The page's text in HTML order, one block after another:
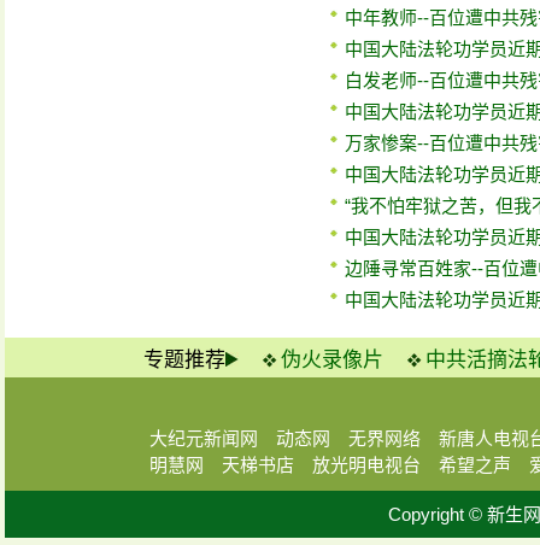
中年教师--百位遭中共
中国大陆法轮功学员近
白发老师--百位遭中共
中国大陆法轮功学员近
万家惨案--百位遭中共
中国大陆法轮功学员近
“我不怕牢狱之苦，但我
中国大陆法轮功学员近
边陲寻常百姓家--百位
中国大陆法轮功学员近
专题推荐 伪火录像片 中共活摘法
大纪元新闻网 动态网 无界网络
新唐人电视
明慧网
天梯书店 放光明电视台 希望之声
Copyright © 新生